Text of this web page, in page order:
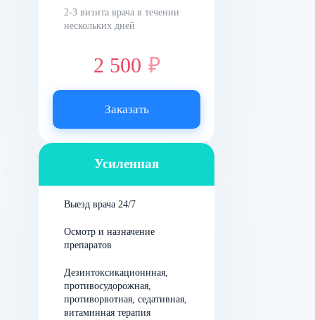
то доступ к алкоголю есть, а
его, не приняв очередную дозу
Механизм
действия
кодирования
препаратом
дисульфирам
промежуточным метаболитом
всех спиртосодержащих
2-3 визита врача в течении
нескольких дней
2 500 ₽
Заказать
Усиленная
Выезд врача 24/7
Осмотр и назначение
препаратов
Дезинтоксикационнная,
противосудорожная,
противорвотная, седативная,
витаминная терапия